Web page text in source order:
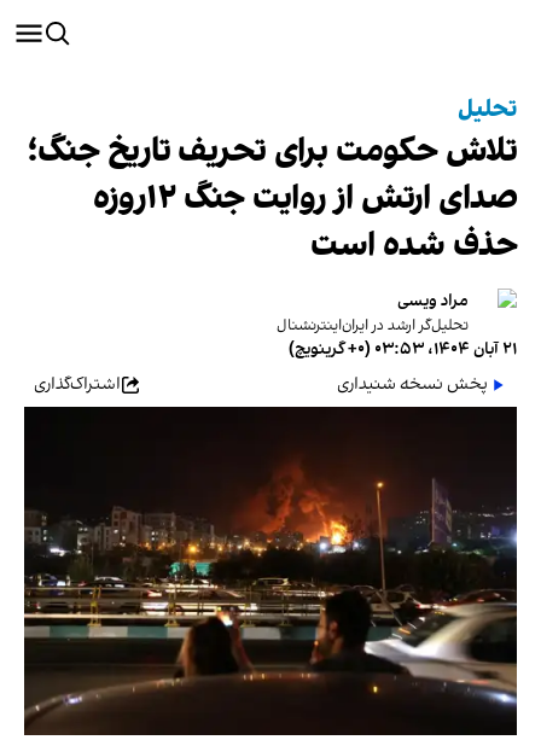
تحلیل
تلاش حکومت برای تحریف تاریخ جنگ؛
صدای ارتش از روایت جنگ ۱۲روزه
حذف شده است
مراد ویسی
تحلیل‌گر ارشد در ایران‌اینترنشنال
۲۱ آبان ۱۴۰۴، ۰۳:۵۳ (‎+۰ گرینویچ)
پخش نسخه شنیداری
اشتراک‌گذاری